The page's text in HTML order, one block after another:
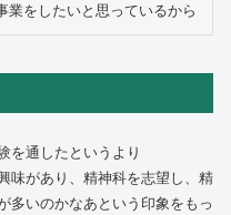
業をしたいと思っているから
を通したというより
味があり、精神科を志望し、精
多いのかなあという印象をもっ